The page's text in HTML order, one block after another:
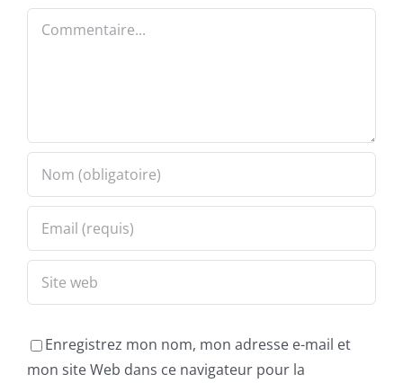
Commentaire
Enregistrez mon nom, mon adresse e-mail et
mon site Web dans ce navigateur pour la